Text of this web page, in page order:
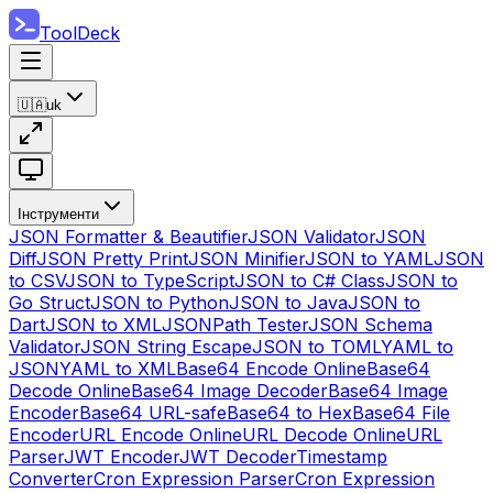
ToolDeck
🇺🇦uk
Інструменти
JSON Formatter & BeautifierJSON ValidatorJSON
DiffJSON Pretty PrintJSON MinifierJSON to YAMLJSON
to CSVJSON to TypeScriptJSON to C# ClassJSON to
Go StructJSON to PythonJSON to JavaJSON to
DartJSON to XMLJSONPath TesterJSON Schema
ValidatorJSON String EscapeJSON to TOMLYAML to
JSONYAML to XMLBase64 Encode OnlineBase64
Decode OnlineBase64 Image DecoderBase64 Image
EncoderBase64 URL-safeBase64 to HexBase64 File
EncoderURL Encode OnlineURL Decode OnlineURL
ParserJWT EncoderJWT DecoderTimestamp
ConverterCron Expression ParserCron Expression